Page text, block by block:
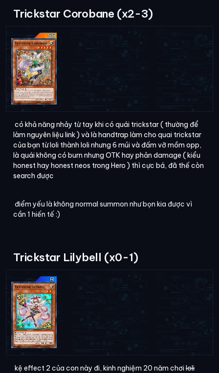
Trickstar Corobane (x2-3)
có khả năng nhảy từ tay khi có quái trickstar ( thường để
làm nguyên liệu link ) và là handtrap làm cho quai trickstar
của bạn từ loli thành loli nhưng 6 múi và đấm vỡ mồm opp,
là quái không có burn nhưng OTK hay phản damage ( kiểu
honest hay honest neos trong Hero ) thì cực bá, đã thế còn
search được
điểm yếu là không normal summon như bọn kia được vì
cần 1 hiến tế :)
Trickstar Lilybell (x0-1)
kệ effect 2 của con này đi, kinh nghiệm 20 năm chơi loli